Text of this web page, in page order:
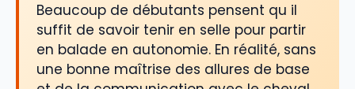
Beaucoup de débutants pensent qu il
suffit de savoir tenir en selle pour partir
en balade en autonomie. En réalité, sans
une bonne maîtrise des allures de base